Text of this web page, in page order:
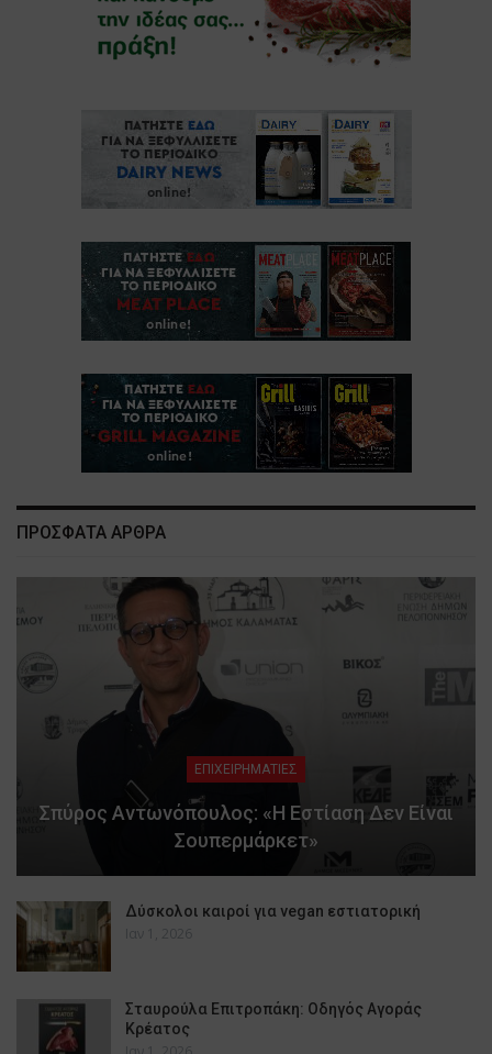
ΠΡΟΣΦΑΤΑ ΑΡΘΡΑ
ΕΠΙΧΕΙΡΗΜΑΤΙΕΣ
Σπύρος Αντωνόπουλος: «Η Εστίαση Δεν Είναι
Σουπερμάρκετ»
Δύσκολοι καιροί για vegan εστιατορική
Ιαν 1, 2026
Σταυρούλα Επιτροπάκη: Οδηγός Αγοράς
Κρέατος